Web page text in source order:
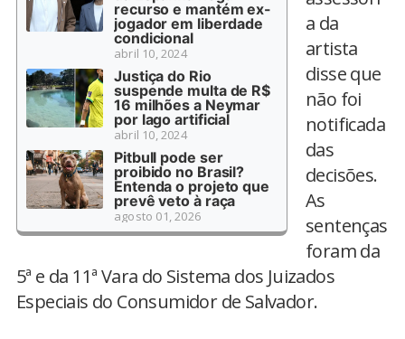
recurso e mantém ex-
jogador em liberdade
condicional
abril 10, 2024
Justiça do Rio
suspende multa de R$
16 milhões a Neymar
por lago artificial
abril 10, 2024
Pitbull pode ser
proibido no Brasil?
Entenda o projeto que
prevê veto à raça
agosto 01, 2026
a da
artista
disse que
não foi
notificada
das
decisões.
As
sentenças
foram da
5ª e da 11ª Vara do Sistema dos Juizados
Especiais do Consumidor de Salvador.